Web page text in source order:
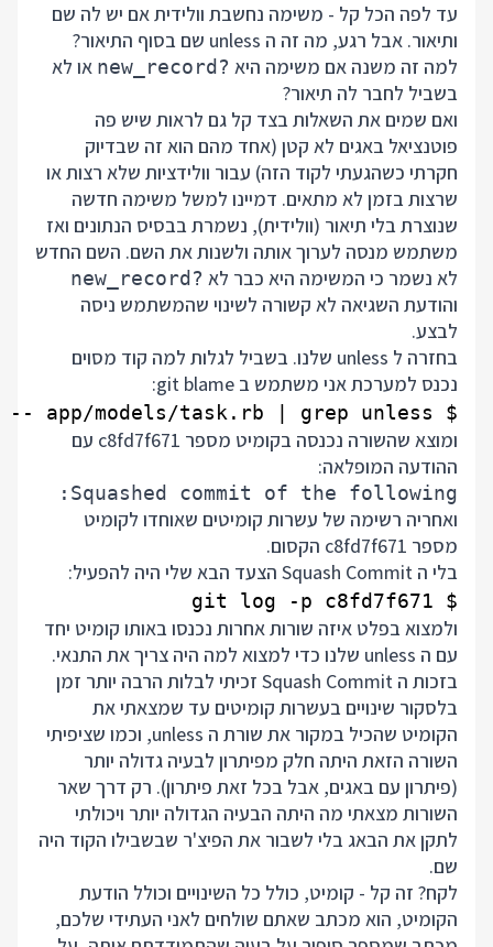
עד לפה הכל קל - משימה נחשבת וולידית אם יש לה שם
ותיאור. אבל רגע, מה זה ה unless שם בסוף התיאור?
למה זה משנה אם משימה היא new_record? או לא
בשביל לחבר לה תיאור?
ואם שמים את השאלות בצד קל גם לראות שיש פה
פוטנציאל באגים לא קטן (אחד מהם הוא זה שבדיוק
חקרתי כשהגעתי לקוד הזה) עבור וולידציות שלא רצות או
שרצות בזמן לא מתאים. דמיינו למשל משימה חדשה
שנוצרת בלי תיאור (וולידית), נשמרת בבסיס הנתונים ואז
משתמש מנסה לערוך אותה ולשנות את השם. השם החדש
לא נשמר כי המשימה היא כבר לא new_record?
והודעת השגיאה לא קשורה לשינוי שהמשתמש ניסה
לבצע.
בחזרה ל unless שלנו. בשביל לגלות למה קוד מסוים
נכנס למערכת אני משתמש ב git blame:
$ git blame -- app/models/task.rb | grep unless
ומוצא שהשורה נכנסה בקומיט מספר c8fd7f671 עם
ההודעה המופלאה:
Squashed commit of the following:
ואחריה רשימה של עשרות קומיטים שאוחדו לקומיט
מספר c8fd7f671 הקסום.
בלי ה Squash Commit הצעד הבא שלי היה להפעיל:
$ git log -p c8fd7f671
ולמצוא בפלט איזה שורות אחרות נכנסו באותו קומיט יחד
עם ה unless שלנו כדי למצוא למה היה צריך את התנאי.
בזכות ה Squash Commit זכיתי לבלות הרבה יותר זמן
בלסקור שינויים בעשרות קומיטים עד שמצאתי את
הקומיט שהכיל במקור את שורת ה unless, וכמו שציפיתי
השורה הזאת היתה חלק מפיתרון לבעיה גדולה יותר
(פיתרון עם באגים, אבל בכל זאת פיתרון). רק דרך שאר
השורות מצאתי מה היתה הבעיה הגדולה יותר ויכולתי
לתקן את הבאג בלי לשבור את הפיצ'ר שבשבילו הקוד היה
שם.
לקח? זה קל - קומיט, כולל כל השינויים וכולל הודעת
הקומיט, הוא מכתב שאתם שולחים לאני העתידי שלכם,